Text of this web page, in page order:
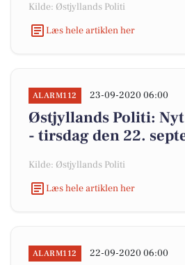
Kilde: Østjyllands Politi
Læs hele artiklen her
ALARM112 23-09-2020 06:00
Østjyllands Politi:
- tirsdag den 22.
Kilde: Østjyllands Politi
Læs hele artiklen her
ALARM112 22-09-2020 06:00